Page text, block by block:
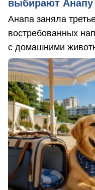
выбирают
Анапа заняла
востребованных
с домашними